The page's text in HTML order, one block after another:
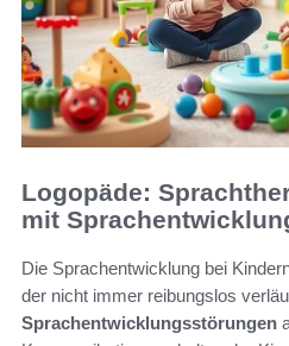
Logopäde:
mit
Die Sprachentwicklung bei
der nicht immer reibungslos
Sprachentwicklungsstörungen